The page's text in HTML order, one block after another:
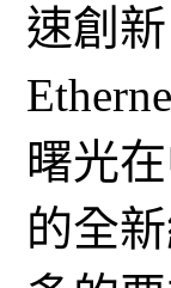
速創
曙光
的全